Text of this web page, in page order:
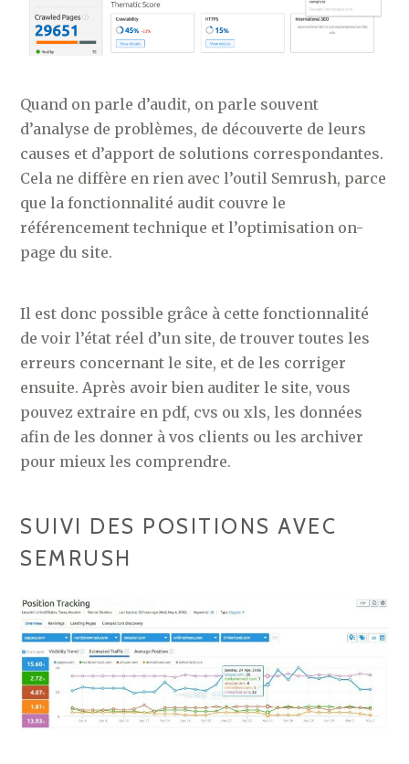
Quand on parle d’audit, on parle souvent
d’analyse de problèmes, de découverte de leurs
causes et d’apport de solutions correspondantes.
Cela ne diffère en rien avec l’outil Semrush, parce
que la fonctionnalité audit couvre le
référencement technique et l’optimisation on-
page du site.
Il est donc possible grâce à cette fonctionnalité
de voir l’état réel d’un site, de trouver toutes les
erreurs concernant le site, et de les corriger
ensuite. Après avoir bien auditer le site, vous
pouvez extraire en pdf, cvs ou xls, les données
afin de les donner à vos clients ou les archiver
pour mieux les comprendre.
SUIVI DES POSITIONS AVEC
SEMRUSH